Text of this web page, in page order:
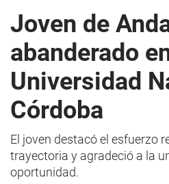
Joven de
abanderado
Universidad
Córdoba
El joven destacó el esfuerzo
trayectoria y agradeció a la
oportunidad.